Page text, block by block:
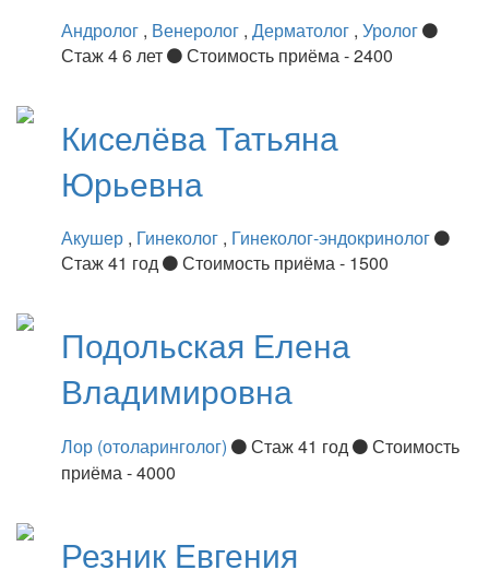
Андролог , Венеролог , Дерматолог , Уролог
Стаж 4 6 лет
Стоимость приёма - 2400
КиселёваТатьяна
Юрьевна
Акушер , Гинеколог , Гинеколог-эндокринолог
Стаж 41 год
Стоимость приёма - 1500
Подольская Елена
Владимировна
Лор (отоларинголог) Стаж 41 год
Стоимость
приёма - 4000
Резник Евгения